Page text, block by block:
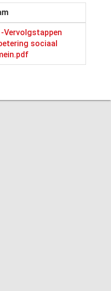
-Vervolgstappen
sociaal